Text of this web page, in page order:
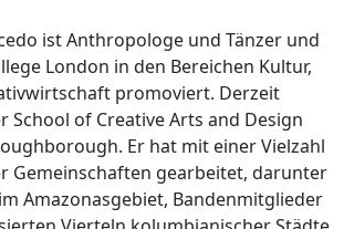
ist Anthropologe und Tänzer und
London in den Bereichen Kultur,
promoviert. Derzeit
School of Creative Arts and Design
Er hat mit einer Vielzahl
Gemeinschaften gearbeitet, darunter
Amazonasgebiet, Bandenmitglieder